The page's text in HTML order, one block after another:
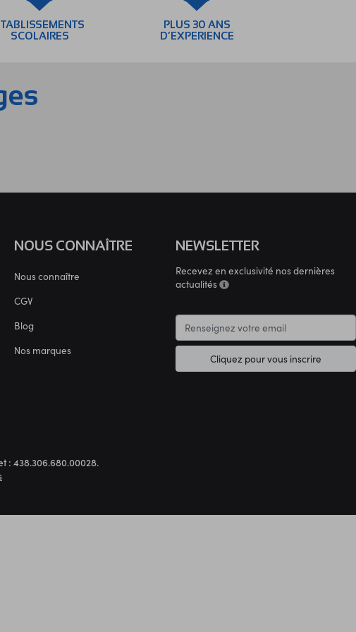
SCOLAIRES
PLUS 30 ANS
D’EXPERIENCE
NOUS CONNAÎTRE
Nous connaître
CGV
Blog
Nos marques
NEWSLETTER
Recevez en exclusivité nos dernières
actualités
Cliquez pour vous inscrire
: 438.306.680.00028.